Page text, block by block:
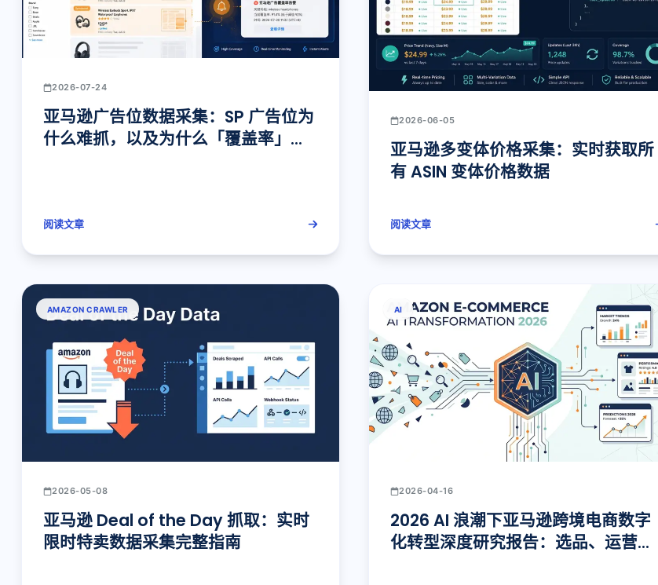
2026-07-24
亚马逊广告位数据采集：SP 广告位为
什么难抓，以及为什么「覆盖率」才
阅读文章
2026-06-05
亚马逊多变体价格采集：实时获取所
有 ASIN 变体价格数据
阅读文章
AMAZON CRAWLER
2026-05-08
亚马逊 Deal of the Day 抓取：实时
限时特卖数据采集完整指南
AI
2026-04-16
2026 AI 浪潮下亚马逊跨境电商数字
化转型深度研究报告：选品、运营、